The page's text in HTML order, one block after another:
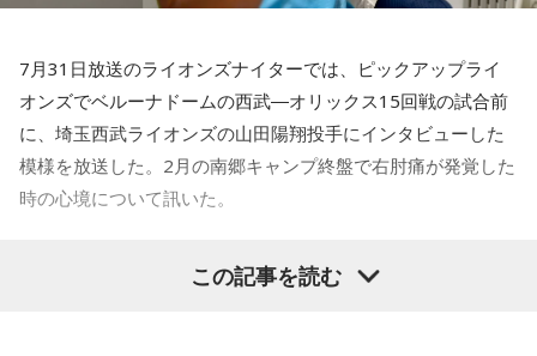
＜番組概要＞
番組名：SPORTS BEAT supported by TOYOTA
放送日時：毎週土曜 10:00～10:50
パーソナリティ：藤木直人、高見侑里
番組Webサイト：https://www.tfm.co.jp/beat/
番組公式X：@SPORTSBEAT_TFM
――実戦復帰まで4ヶ月という診断のもと、ファームで最初に
投げたのは7月11日でした。リハビリはうまくいったという
ことでしょうか？
山田「トレーナーさんのおかげでうまくいったと思います」
山田「順調にいくのも難しくて、リハビリをしていく上でエ
7月31日放送のライオンズナイターでは、ピックアップライ
オンズでベルーナドームの西武―オリックス15回戦の試合前
に、埼玉西武ライオンズの山田陽翔投手にインタビューした
模様を放送した。2月の南郷キャンプ終盤で右肘痛が発覚した
時の心境について訊いた。
――1軍デビューを果たしたプロ3年目の昨シーズンは素晴ら
しい成績だったかと思いますが、「求めすぎずに自分のやる
この記事を読む